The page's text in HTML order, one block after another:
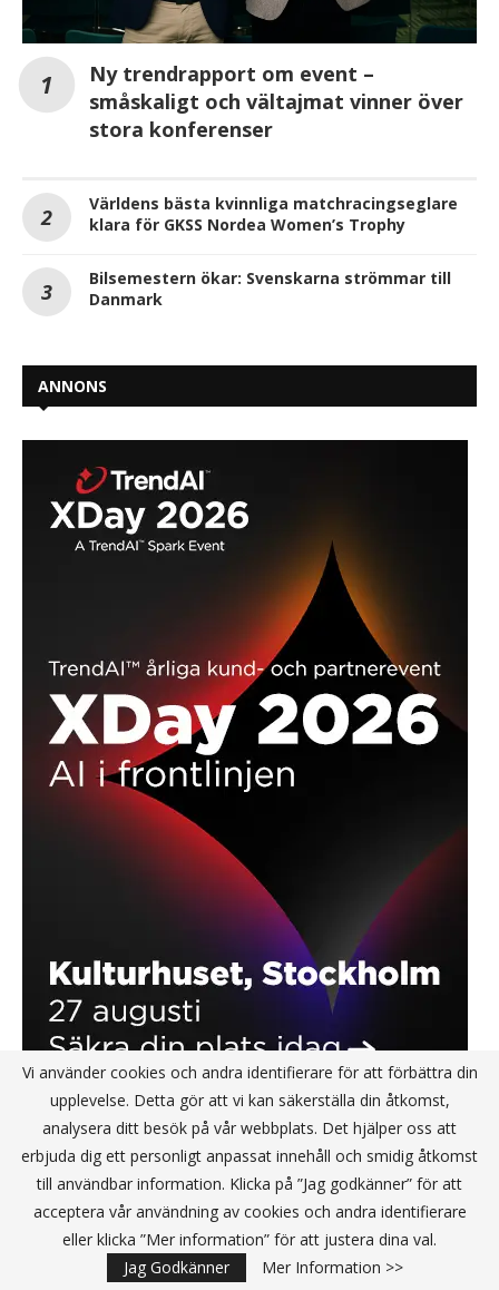
Ny trendrapport om event –
småskaligt och vältajmat vinner över
stora konferenser
Världens bästa kvinnliga matchracingseglare
klara för GKSS Nordea Women’s Trophy
Bilsemestern ökar: Svenskarna strömmar till
Danmark
ANNONS
MOLNTJÄNSTER
Vi använder cookies och andra identifierare för att förbättra din
upplevelse. Detta gör att vi kan säkerställa din åtkomst,
analysera ditt besök på vår webbplats. Det hjälper oss att
erbjuda dig ett personligt anpassat innehåll och smidig åtkomst
till användbar information. Klicka på ”Jag godkänner” för att
acceptera vår användning av cookies och andra identifierare
eller klicka ”Mer information” för att justera dina val.
Jag Godkänner
Mer Information >>